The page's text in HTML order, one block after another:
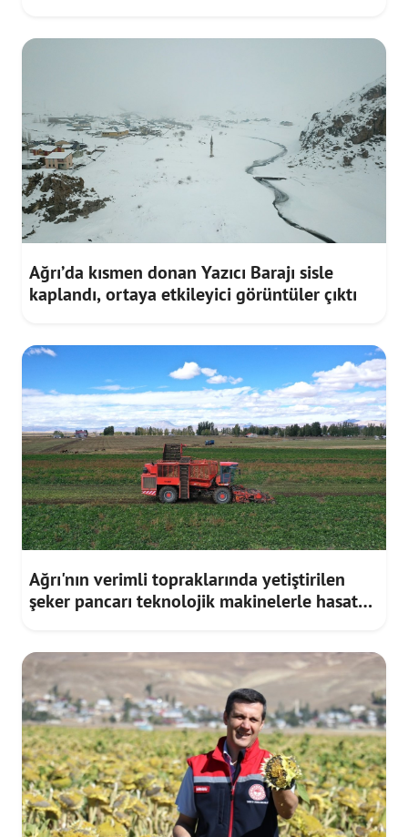
Ağrı’da kısmen donan Yazıcı Barajı sisle
kaplandı, ortaya etkileyici görüntüler çıktı
Ağrı'nın verimli topraklarında yetiştirilen
şeker pancarı teknolojik makinelerle hasat